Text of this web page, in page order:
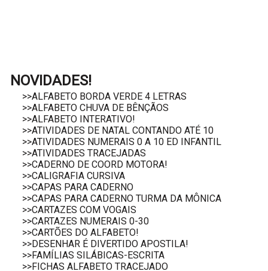
NOVIDADES!
>>ALFABETO BORDA VERDE 4 LETRAS
>>ALFABETO CHUVA DE BÊNÇÃOS
>>ALFABETO INTERATIVO!
>>ATIVIDADES DE NATAL CONTANDO ATÉ 10
>>ATIVIDADES NUMERAIS 0 A 10 ED INFANTIL
>>ATIVIDADES TRACEJADAS
>>CADERNO DE COORD MOTORA!
>>CALIGRAFIA CURSIVA
>>CAPAS PARA CADERNO
>>CAPAS PARA CADERNO TURMA DA MÔNICA
>>CARTAZES COM VOGAIS
>>CARTAZES NUMERAIS 0-30
>>CARTÕES DO ALFABETO!
>>DESENHAR É DIVERTIDO APOSTILA!
>>FAMÍLIAS SILÁBICAS-ESCRITA
>>FICHAS ALFABETO TRACEJADO